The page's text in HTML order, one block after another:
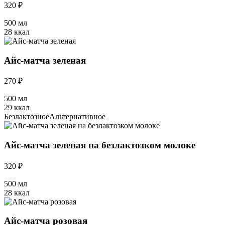
320 ₽
500 мл
28 ккал
Айс-матча зеленая
270 ₽
500 мл
29 ккал
БезлактозноеАльтернативное
Айс-матча зеленая на безлактозком молоке
320 ₽
500 мл
28 ккал
Айс-матча розовая